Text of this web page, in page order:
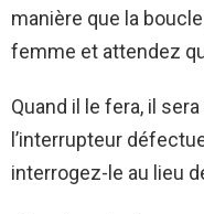
manière que la
femme et attendez
Quand il le fera, il
l’interrupteur
interrogez-le au lieu